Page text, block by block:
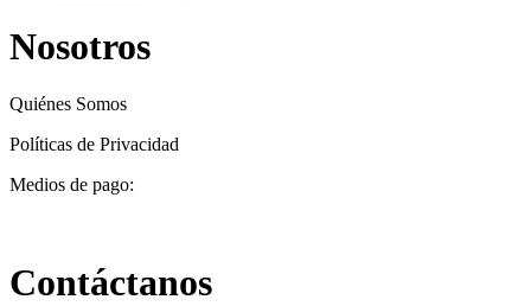
Nosotros
Quiénes Somos
Políticas de Privacidad
Medios de pago:
Contáctanos